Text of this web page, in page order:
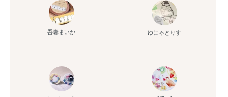
吾妻まいか ゆにゃとりす